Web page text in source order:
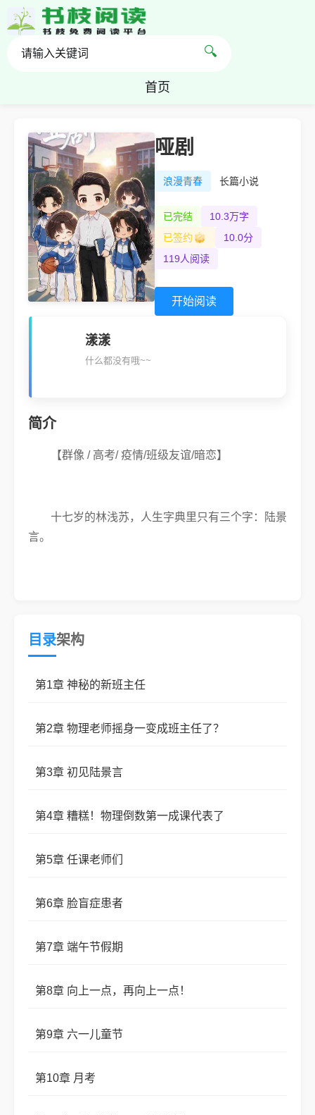
首页
🔍
哑剧
浪漫青春 长篇小说
已完结
10.3万字
已签约
10.0分
119人阅读
开始阅读
漾漾
什么都没有哦~~
简介
【群像 / 高考/ 疫情/班级友谊/暗恋】
十七岁的林浅苏，人生字典里只有三个字：陆景
言。
本书涵盖了高一到高三的所有故事，有暖心的，
目录架构
第1章 神秘的新班主任
第2章 物理老师摇身一变成班主任了？
第3章 初见陆景言
第4章 糟糕！物理倒数第一成课代表了
第5章 任课老师们
第6章 脸盲症患者
第7章 端午节假期
第8章 向上一点，再向上一点！
第9章 六一儿童节
第10章 月考